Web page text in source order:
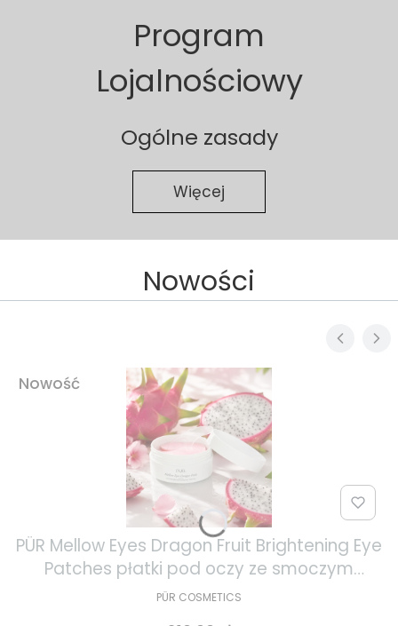
Program
Lojalnościowy
Ogólne zasady
Więcej
Nowości
Nowość
PÜR Mellow Eyes Dragon Fruit Brightening Eye
Patches płatki pod oczy ze smoczym
owocem 30 par
PÜR COSMETICS